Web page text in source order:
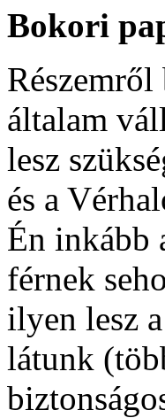
Bokori
általam
lesz
és a
Én inkább
férnek
ilyen lesz
látunk